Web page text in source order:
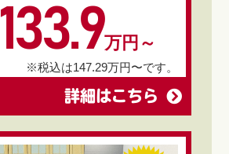
133.9万円～
※税込は147.29万円〜です。
詳細はこちら